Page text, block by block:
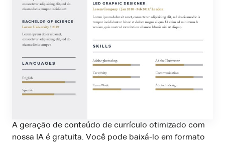
A geração de conteúdo de currículo otimizado com
nossa IA é gratuita. Você pode baixá-lo em formato